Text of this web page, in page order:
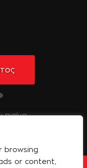
browsing
or content,
την Τήνο